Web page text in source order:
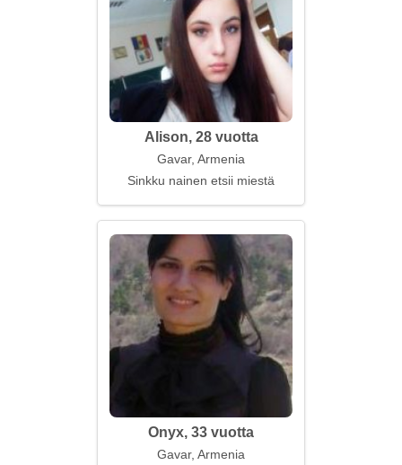
Alison, 28 vuotta
Gavar, Armenia
Sinkku nainen etsii miestä
Onyx, 33 vuotta
Gavar, Armenia